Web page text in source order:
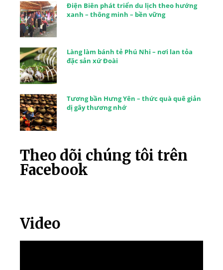
Điện Biên phát triển du lịch theo hướng
xanh – thông minh – bền vững
Làng làm bánh tẻ Phú Nhi – nơi lan tỏa
đặc sản xứ Đoài
Tương bần Hưng Yên – thức quà quê giản
dị gây thương nhớ
Theo dõi chúng tôi trên
Facebook
Video